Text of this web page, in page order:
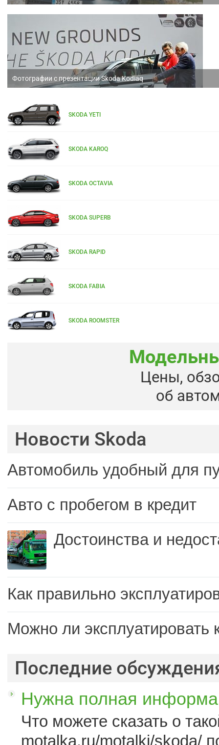
Фотографии с презентации Skoda Kodiaq
SKODA YETI
SKODA KAROQ
SKODA OCTAVIA
SKODA SUPERB
SKODA RAPID
SKODA FABIA
SKODA ROOMSTER
Цены,
об
Новости Skoda
Автомобиль удобный для
Авто с пробегом в кредит
Достоинства и
Как правильно
Можно ли эксплуатировать
Последние
Нужна полная
Что можете сказать о
motalka.ru/motalki/skoda/